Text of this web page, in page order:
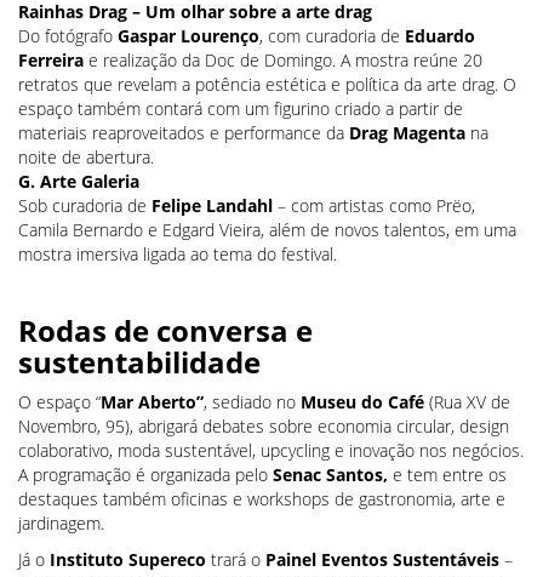
Rainhas Drag – Um olhar sobre a arte drag
Do fotógrafo Gaspar Lourenço, com curadoria de Eduardo
Ferreira e realização da Doc de Domingo. A mostra reúne 20
retratos que revelam a potência estética e política da arte drag. O
espaço também contará com um figurino criado a partir de
materiais reaproveitados e performance da Drag Magenta na
noite de abertura.
G. Arte Galeria
Sob curadoria de Felipe Landahl – com artistas como Prëo,
Camila Bernardo e Edgard Vieira, além de novos talentos, em uma
mostra imersiva ligada ao tema do festival.
Rodas de conversa e
sustentabilidade
O espaço “Mar Aberto”, sediado no Museu do Café (Rua XV de
Novembro, 95), abrigará debates sobre economia circular, design
colaborativo, moda sustentável, upcycling e inovação nos negócios.
A programação é organizada pelo Senac Santos, e tem entre os
destaques também oficinas e workshops de gastronomia, arte e
jardinagem.
Já o Instituto Supereco trará o Painel Eventos Sustentáveis –